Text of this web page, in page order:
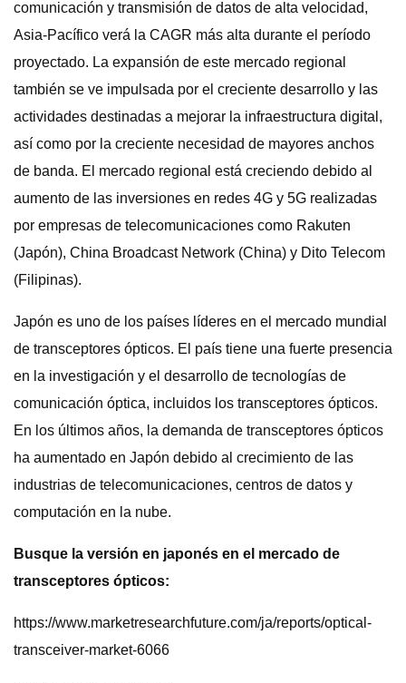
comunicación y transmisión de datos de alta velocidad,
Asia-Pacífico verá la CAGR más alta durante el período
proyectado. La expansión de este mercado regional
también se ve impulsada por el creciente desarrollo y las
actividades destinadas a mejorar la infraestructura digital,
así como por la creciente necesidad de mayores anchos
de banda. El mercado regional está creciendo debido al
aumento de las inversiones en redes 4G y 5G realizadas
por empresas de telecomunicaciones como Rakuten
(Japón), China Broadcast Network (China) y Dito Telecom
(Filipinas).
Japón es uno de los países líderes en el mercado mundial
de transceptores ópticos. El país tiene una fuerte presencia
en la investigación y el desarrollo de tecnologías de
comunicación óptica, incluidos los transceptores ópticos.
En los últimos años, la demanda de transceptores ópticos
ha aumentado en Japón debido al crecimiento de las
industrias de telecomunicaciones, centros de datos y
computación en la nube.
Busque la versión en japonés en el mercado de
transceptores ópticos:
https://www.marketresearchfuture.com/ja/reports/optical-
transceiver-market-6066